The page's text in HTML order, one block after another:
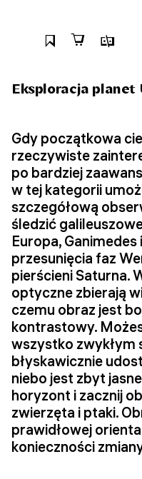
Eksploracja planet
Gdy początkowa
rzeczywiste
po bardziej
w tej kategorii
szczegółową
śledzić
Europa,
przesunięcia faz
pierścieni Saturna.
optyczne zbierają
czemu obraz jest
kontrastowy.
wszystko zwykłym
błyskawicznie
niebo jest zbyt
horyzont i zacznij
zwierzęta i ptaki.
prawidłowej
konieczności